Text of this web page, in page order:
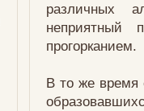
различных
прогорканием.
В то же время